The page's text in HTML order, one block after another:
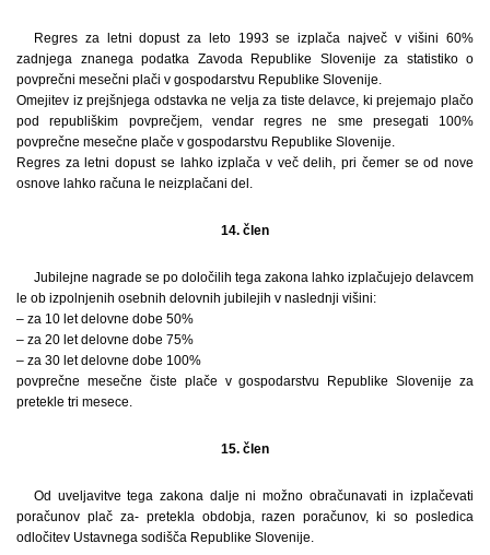
Regres za letni dopust za leto 1993 se izplača največ v višini 60%
zadnjega znanega podatka Zavoda Republike Slovenije za statistiko o
povprečni mesečni plači v gospodarstvu Republike Slovenije.
Omejitev iz prejšnjega odstavka ne velja za tiste delavce, ki prejemajo plačo
pod republiškim povprečjem, vendar regres ne sme presegati 100%
povprečne mesečne plače v gospodarstvu Republike Slovenije.
Regres za letni dopust se lahko izplača v več delih, pri čemer se od nove
osnove lahko računa le neizplačani del.
14. člen
Jubilejne nagrade se po določilih tega zakona lahko izplačujejo delavcem
le ob izpolnjenih osebnih delovnih jubilejih v naslednji višini:
– za 10 let delovne dobe 50%
– za 20 let delovne dobe 75%
– za 30 let delovne dobe 100%
povprečne mesečne čiste plače v gospodarstvu Republike Slovenije za
pretekle tri mesece.
15. člen
Od uveljavitve tega zakona dalje ni možno obračunavati in izplačevati
poračunov plač za- pretekla obdobja, razen poračunov, ki so posledica
odločitev Ustavnega sodišča Republike Slovenije.